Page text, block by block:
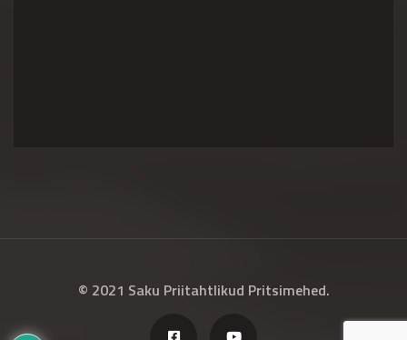
© 2021 Saku Priitahtlikud Pritsimehed.